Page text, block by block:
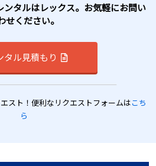
ンタルはレックス。お気軽にお問い
せください。
タル見積もり
スト！便利なリクエストフォームはこち
ら